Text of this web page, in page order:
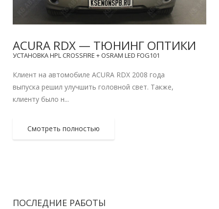
ACURA RDX — ТЮНИНГ ОПТИКИ
УСТАНОВКА HPL CROSSFIRE + OSRAM LED FOG101
Клиент на автомобиле ACURA RDX 2008 года
выпуска решил улучшить головной свет. Также,
клиенту было н...
Смотреть полностью
ПОСЛЕДНИЕ РАБОТЫ